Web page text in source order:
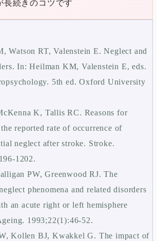
長続きのコツです
Watson RT, Valenstein E. Neglect and
In: Heilman KM, Valenstein E, eds.
5th ed. Oxford University
K, Tallis RC. Reasons for
reported rate of occurrence of
neglect after stroke. Stroke.
1202.
PW, Greenwood RJ. The
phenomena and related disorders
an acute right or left hemisphere
1993;22(1):46-52.
Kollen BJ, Kwakkel G. The impact of